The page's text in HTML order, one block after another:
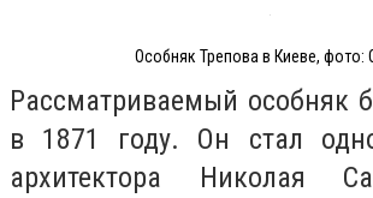
Особняк Трепова в Киеве, фото:
Рассматриваемый особняк
в 1871 году. Он стал
архитектора Николая